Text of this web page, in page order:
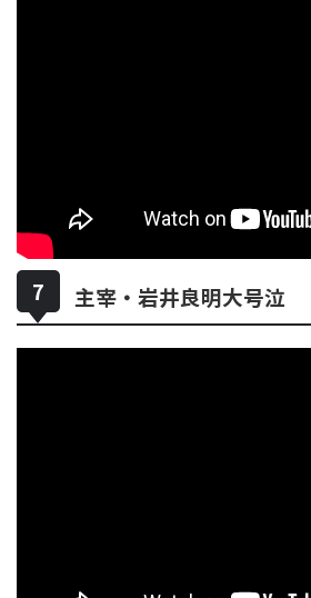
主宰・岩井良明大号泣